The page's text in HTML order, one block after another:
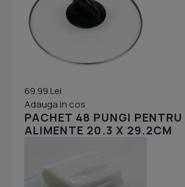
69.99 Lei
Adauga in cos
PACHET 48 PUNGI
ALIMENTE 20.3 X 29.2CM